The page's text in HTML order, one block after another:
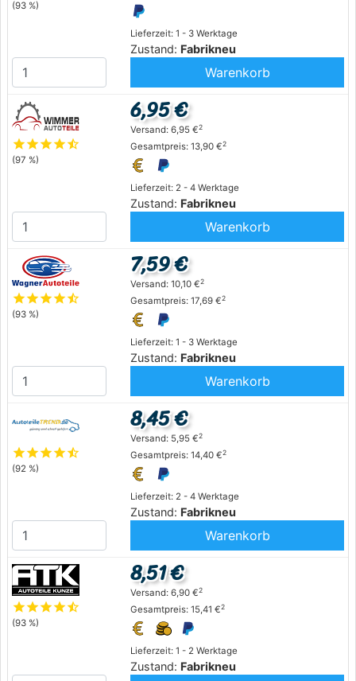
(93 %)
Lieferzeit: 1 - 3 Werktage
Zustand: Fabrikneu
Warenkorb
starstarstarstarstar_half
(97 %)
Lieferzeit: 2 - 4 Werktage
Zustand: Fabrikneu
6,95 €
Versand: 6,95 €2
Gesamtpreis: 13,90 €2
Warenkorb
starstarstarstarstar_half
(93 %)
Lieferzeit: 1 - 3 Werktage
Zustand: Fabrikneu
7,59 €
Versand: 10,10 €2
Gesamtpreis: 17,69 €2
Warenkorb
starstarstarstarstar_half
(92 %)
Lieferzeit: 2 - 4 Werktage
Zustand: Fabrikneu
8,45 €
Versand: 5,95 €2
Gesamtpreis: 14,40 €2
Warenkorb
starstarstarstarstar_half
(93 %)
Lieferzeit: 1 - 2 Werktage
Zustand: Fabrikneu
8,51 €
Versand: 6,90 €2
Gesamtpreis: 15,41 €2